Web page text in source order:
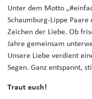
Unter dem Motto
Schaumburg-Lippe
Zeichen der Liebe. Ob
Jahre gemeinsam
Unsere Liebe verdient
Segen. Ganz entspannt,
Traut euch!